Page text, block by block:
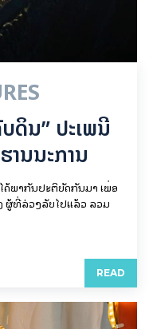
ດິນ” ປະເພນີ
ນນະການ
ພາກັນປະຕິບັດກັນມາ ເພື່ອ
ຜູ້ທີ່ລ່ວງລັບໄປແລ້ວ ລວມ
READ